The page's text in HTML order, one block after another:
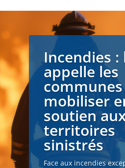
Incendies :
appelle les
communes
mobiliser
soutien
territoires
sinistrés
Face aux incendies